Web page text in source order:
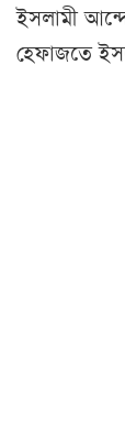
ইসলামী
হেফাজতে